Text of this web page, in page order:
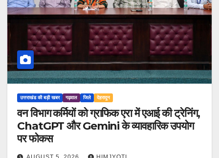
उत्तराखंड की बड़ी खबर गढ़वाल जिले देहरादून
वन विभाग कर्मियों को ग्राफिक एरा में एआई की ट्रेनिंग,
ChatGPT और Gemini के व्यावहारिक उपयोग
पर फोकस